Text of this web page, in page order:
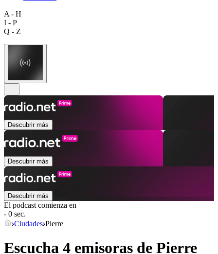
A - H
I - P
Q - Z
Descubrir más
Descubrir más
Descubrir más
El podcast comienza en
- 0 sec.
Ciudades Pierre
Escucha 4 emisoras de Pierre